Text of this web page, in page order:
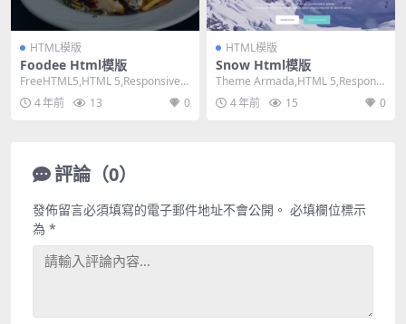
HTML模版
Foodee Html模版
FreeHTML5,HTML 5,Responsive,
Mixed Colum...
4 年前 13 0
HTML模版
Snow Html模版
Theme Armada,HTML 5,Responsi
ve, 3 Column...
4 年前 15 0
評論（0）
發佈留言必須填寫的電子郵件地址不會公開。 必填欄位標示
為 *